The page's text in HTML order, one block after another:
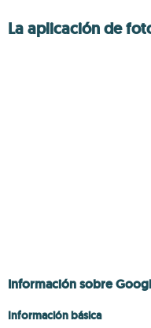
La aplicación de
Información sobre
Información básica